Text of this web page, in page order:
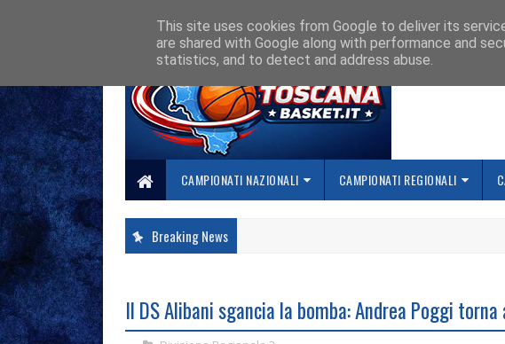
CAMPIONATI NAZIONALI CAMPIONATI REGIONALI
Breaking News
Il DS Alibani sgancia la bomba: Andrea Poggi torna
This site uses cookies from Google to deliver its
are shared with Google along with performance and
statistics, and to detect and address abuse.